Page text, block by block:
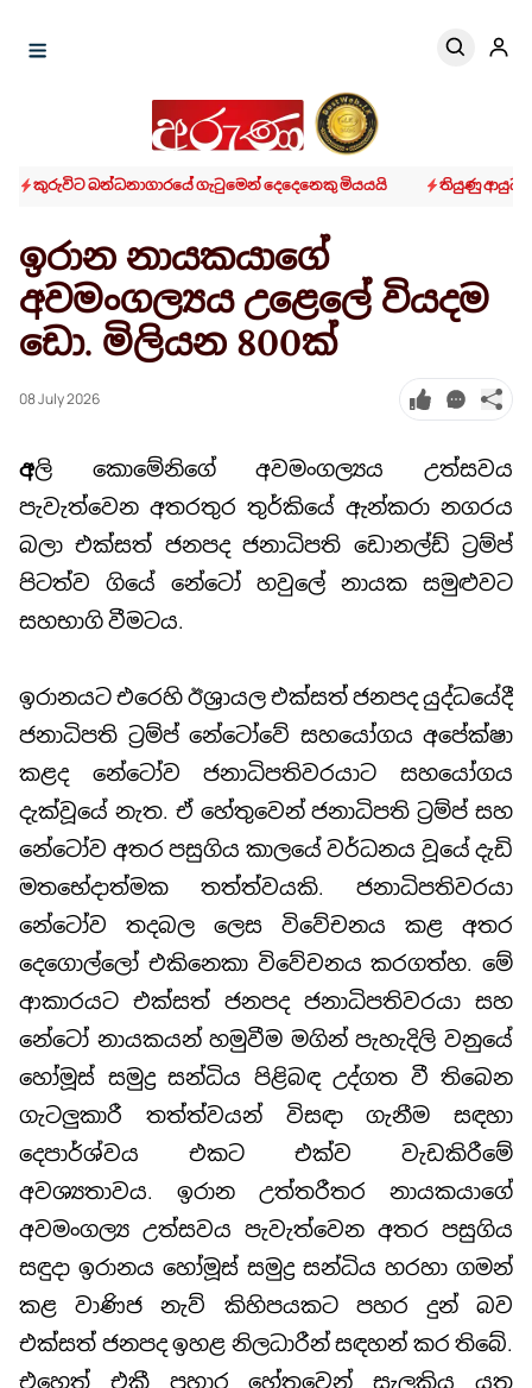
කුරුවිට බන්ධනාගාරයේ ගැටුමෙන් දෙදෙනෙකු මියයයි තියුණු
ඉරාන නායකයාගේ
අවමංගල්‍යය උළෙලේ වියදම
ඩො. මිලියන 800ක්
08 July 2026
අලි කොමේනිගේ අවමංගල්‍යය උත්සවය
පැවැත්වෙන අතරතුර තුර්කියේ ඇන්කරා නගරය
බලා එක්සත් ජනපද ජනාධිපති ඩොනල්ඩ් ට්‍රම්ප්
පිටත්ව ගියේ නේටෝ හවුලේ නායක සමුළුවට
සහභාගි වීමටය.
ඉරානයට එරෙහි ඊශ්‍රායල එක්සත් ජනපද යුද්ධයේදී
ජනාධිපති ට්‍රම්ප් නේටෝවේ සහයෝගය අපේක්ෂා
කළද නේටෝව ජනාධිපතිවරයාට සහයෝගය
දැක්වූයේ නැත. ඒ හේතුවෙන් ජනාධිපති ට්‍රම්ප් සහ
නේටෝව අතර පසුගිය කාලයේ වර්ධනය වූයේ දැඩි
මතභේදාත්මක තත්ත්වයකි. ජනාධිපතිවරයා
නේටෝව තදබල ලෙස විවේචනය කළ අතර
දෙගොල්ලෝ එකිනෙකා විවේචනය කරගත්හ. මේ
ආකාරයට එක්සත් ජනපද ජනාධිපතිවරයා සහ
නේටෝ නායකයන් හමුවීම මගින් පැහැදිලි වනුයේ
හෝමූස් සමුද්‍ර සන්ධිය පිළිබඳ උද්ගත වී තිබෙන
ගැටලුකාරී තත්ත්වයන් විසඳා ගැනීම සඳහා
දෙපාර්ශ්වය එකට එක්ව වැඩකිරීමේ
අවශ්‍යතාවය. ඉරාන උත්තරීතර නායකයාගේ
අවමංගල්‍ය උත්සවය පැවැත්වෙන අතර පසුගිය
සඳුදා ඉරානය හෝමූස් සමුද්‍ර සන්ධිය හරහා ගමන්
කළ වාණිජ නැව් කිහිපයකට පහර දුන් බව
එක්සත් ජනපද ඉහළ නිලධාරීන් සඳහන් කර තිබේ.
එහෙත් එකී ප්‍රහාර හේතුවෙන් සැලකිය යුතු